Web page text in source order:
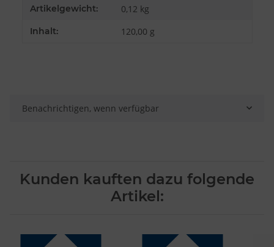
Artikelgewicht: 0,12 kg
Inhalt: 120,00 g
Benachrichtigen, wenn verfügbar
Kunden kauften dazu folgende
Artikel:
Verwendung reduzierter Daten zur Auswahl von Inhalten
Besondere Features: